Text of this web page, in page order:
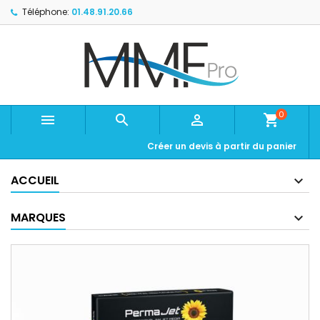
Téléphone: 01.48.91.20.66
   shopping_cart0
Créer un devis à partir du panier
ACCUEIL
MARQUES